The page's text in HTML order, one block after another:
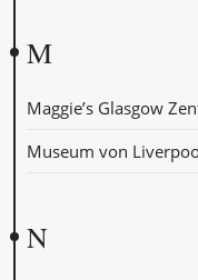
M
Maggie’s Glasgow
Museum von
N